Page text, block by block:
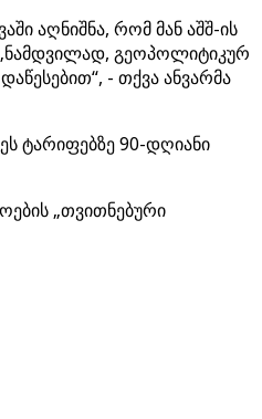
აღნიშნა, რომ მან აშშ-ის
გეოპოლიტიკურ
- თქვა ანვარმა
ტარიფებზე 90-დღიანი
„თვითნებური